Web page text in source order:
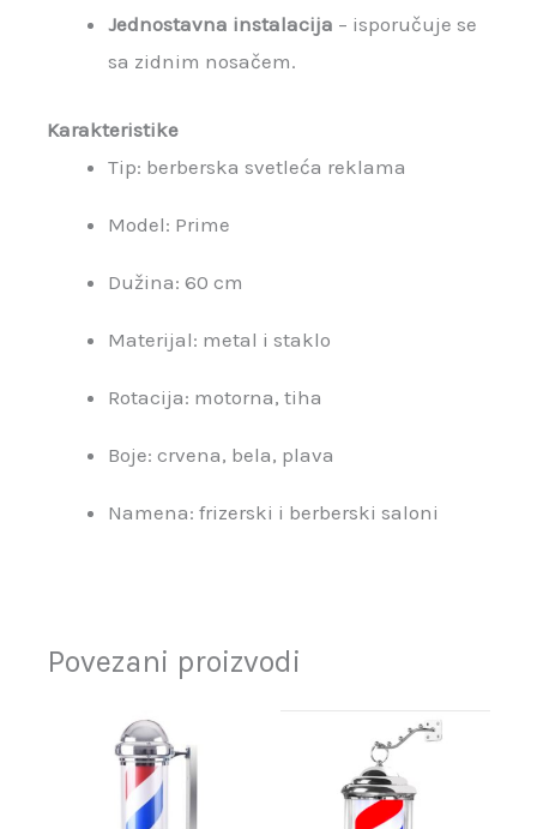
Jednostavna instalacija – isporučuje se
sa zidnim nosačem.
Karakteristike
Tip: berberska svetleća reklama
Model: Prime
Dužina: 60 cm
Materijal: metal i staklo
Rotacija: motorna, tiha
Boje: crvena, bela, plava
Namena: frizerski i berberski saloni
Povezani proizvodi